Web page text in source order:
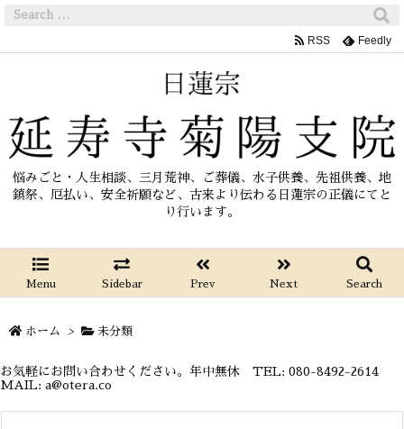
悩みごと・人生相談、三月荒神、ご葬儀、水子供養、先祖供養、地
鎮祭、厄払い、安全祈願など、古来より伝わる日蓮宗の正儀にてと
り行います。
Menu Sidebar Prev Next Search
RSS Feedly
ホーム > 未分類
お気軽にお問い合わせください。年中無休 TEL: 080-8492-2614
MAIL: a@otera.co